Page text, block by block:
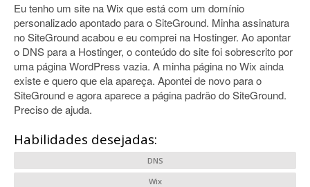
Eu tenho um site na Wix que está com um domínio
personalizado apontado para o SiteGround. Minha assinatura
no SiteGround acabou e eu comprei na Hostinger. Ao apontar
o DNS para a Hostinger, o conteúdo do site foi sobrescrito por
uma página WordPress vazia. A minha página no Wix ainda
existe e quero que ela apareça. Apontei de novo para o
SiteGround e agora aparece a página padrão do SiteGround.
Preciso de ajuda.
Habilidades desejadas:
DNS
Wix